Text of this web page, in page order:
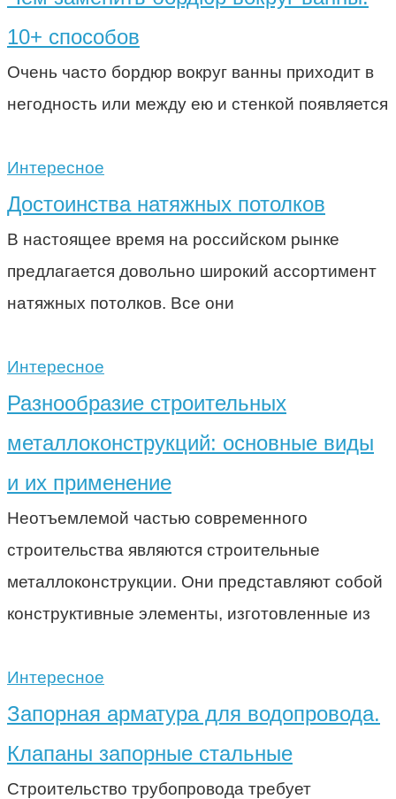
10+ способов
Очень часто бордюр вокруг ванны приходит в
негодность или между ею и стенкой появляется
Интересное
Достоинства натяжных потолков
В настоящее время на российском рынке
предлагается довольно широкий ассортимент
натяжных потолков. Все они
Интересное
Разнообразие строительных
металлоконструкций: основные виды
и их применение
Неотъемлемой частью современного
строительства являются строительные
металлоконструкции. Они представляют собой
конструктивные элементы, изготовленные из
Интересное
Запорная арматура для водопровода.
Клапаны запорные стальные
Строительство трубопровода требует